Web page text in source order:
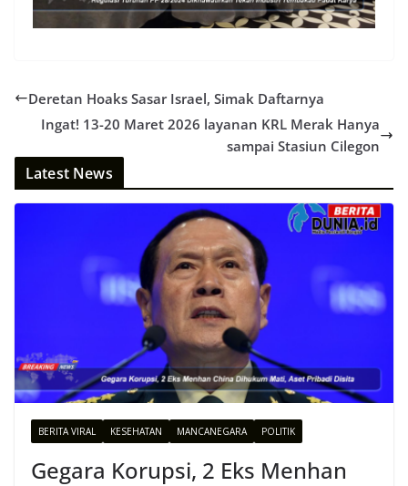
Deretan Hoaks Sasar Israel, Simak Daftarnya
Ingat! 13-20 Maret 2026 layanan KRL Merak Hanya
sampai Stasiun Cilegon
Latest News
BERITA VIRAL KESEHATAN MANCANEGARA POLITIK
Gegara Korupsi, 2 Eks Menhan